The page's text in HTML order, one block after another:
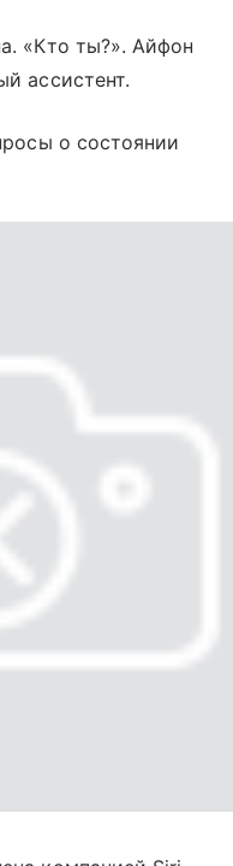
«Кто ты?». Айфон
ассистент.
о состоянии